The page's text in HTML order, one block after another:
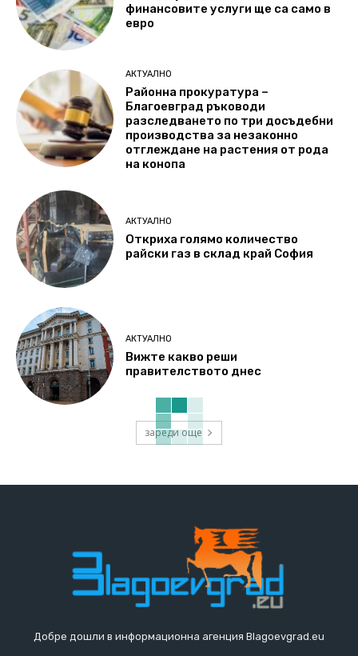
финансовите услуги ще са само в
евро
АКТУАЛНО
Районна прокуратура –
Благоевград ръководи
разследването по три досъдебни
производства за незаконно
отглеждане на растения от рода
на конопа
АКТУАЛНО
Откриха голямо количество
райски газ в склад край София
АКТУАЛНО
Вижте какво реши
правителството днес
зареди още
Добре дошли в информационна агенция Blagoevgrad.eu